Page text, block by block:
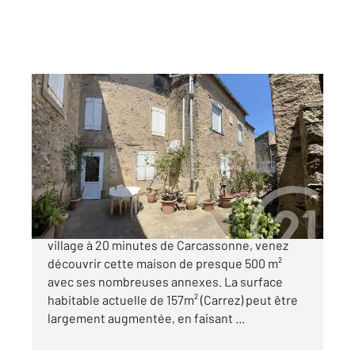
LIMOUSIS 11
156,64 m , 8 pièces
Ref : 29385
Maison à vendre
295 200 €
Nichée dans la montagne noire, au centre d'un
village à 20 minutes de Carcassonne, venez
découvrir cette maison de presque 500 m²
avec ses nombreuses annexes. La surface
habitable actuelle de 157m² (Carrez) peut être
largement augmentée, en faisant ...